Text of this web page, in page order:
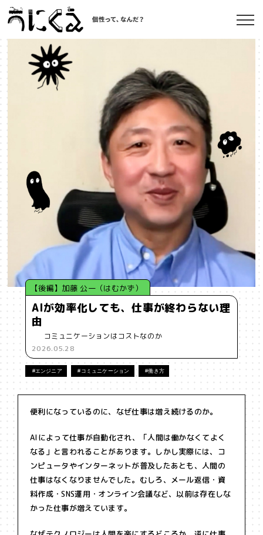
うにくえ とは？
お問い合わせ
©kaonavi, Inc.
【後編】加藤 公一（はむかず）
AIが効率化しても、仕事が終わらない理
由
コミュニケーションはコストなのか
2026.05.28
#エンジニア #コミュニケーション #働き方
便利になっているのに、なぜ仕事は増え続けるのか。
AIによって仕事が自動化され、「人間は働かなくてよく
なる」と言われることがあります。しかし実際には、コ
ンピュータやインターネットが普及したあとも、人間の
仕事はなくなりませんでした。むしろ、メール返信・資
料作成・SNS運用・オンライン会議など、以前は存在しな
かった仕事が増えています。